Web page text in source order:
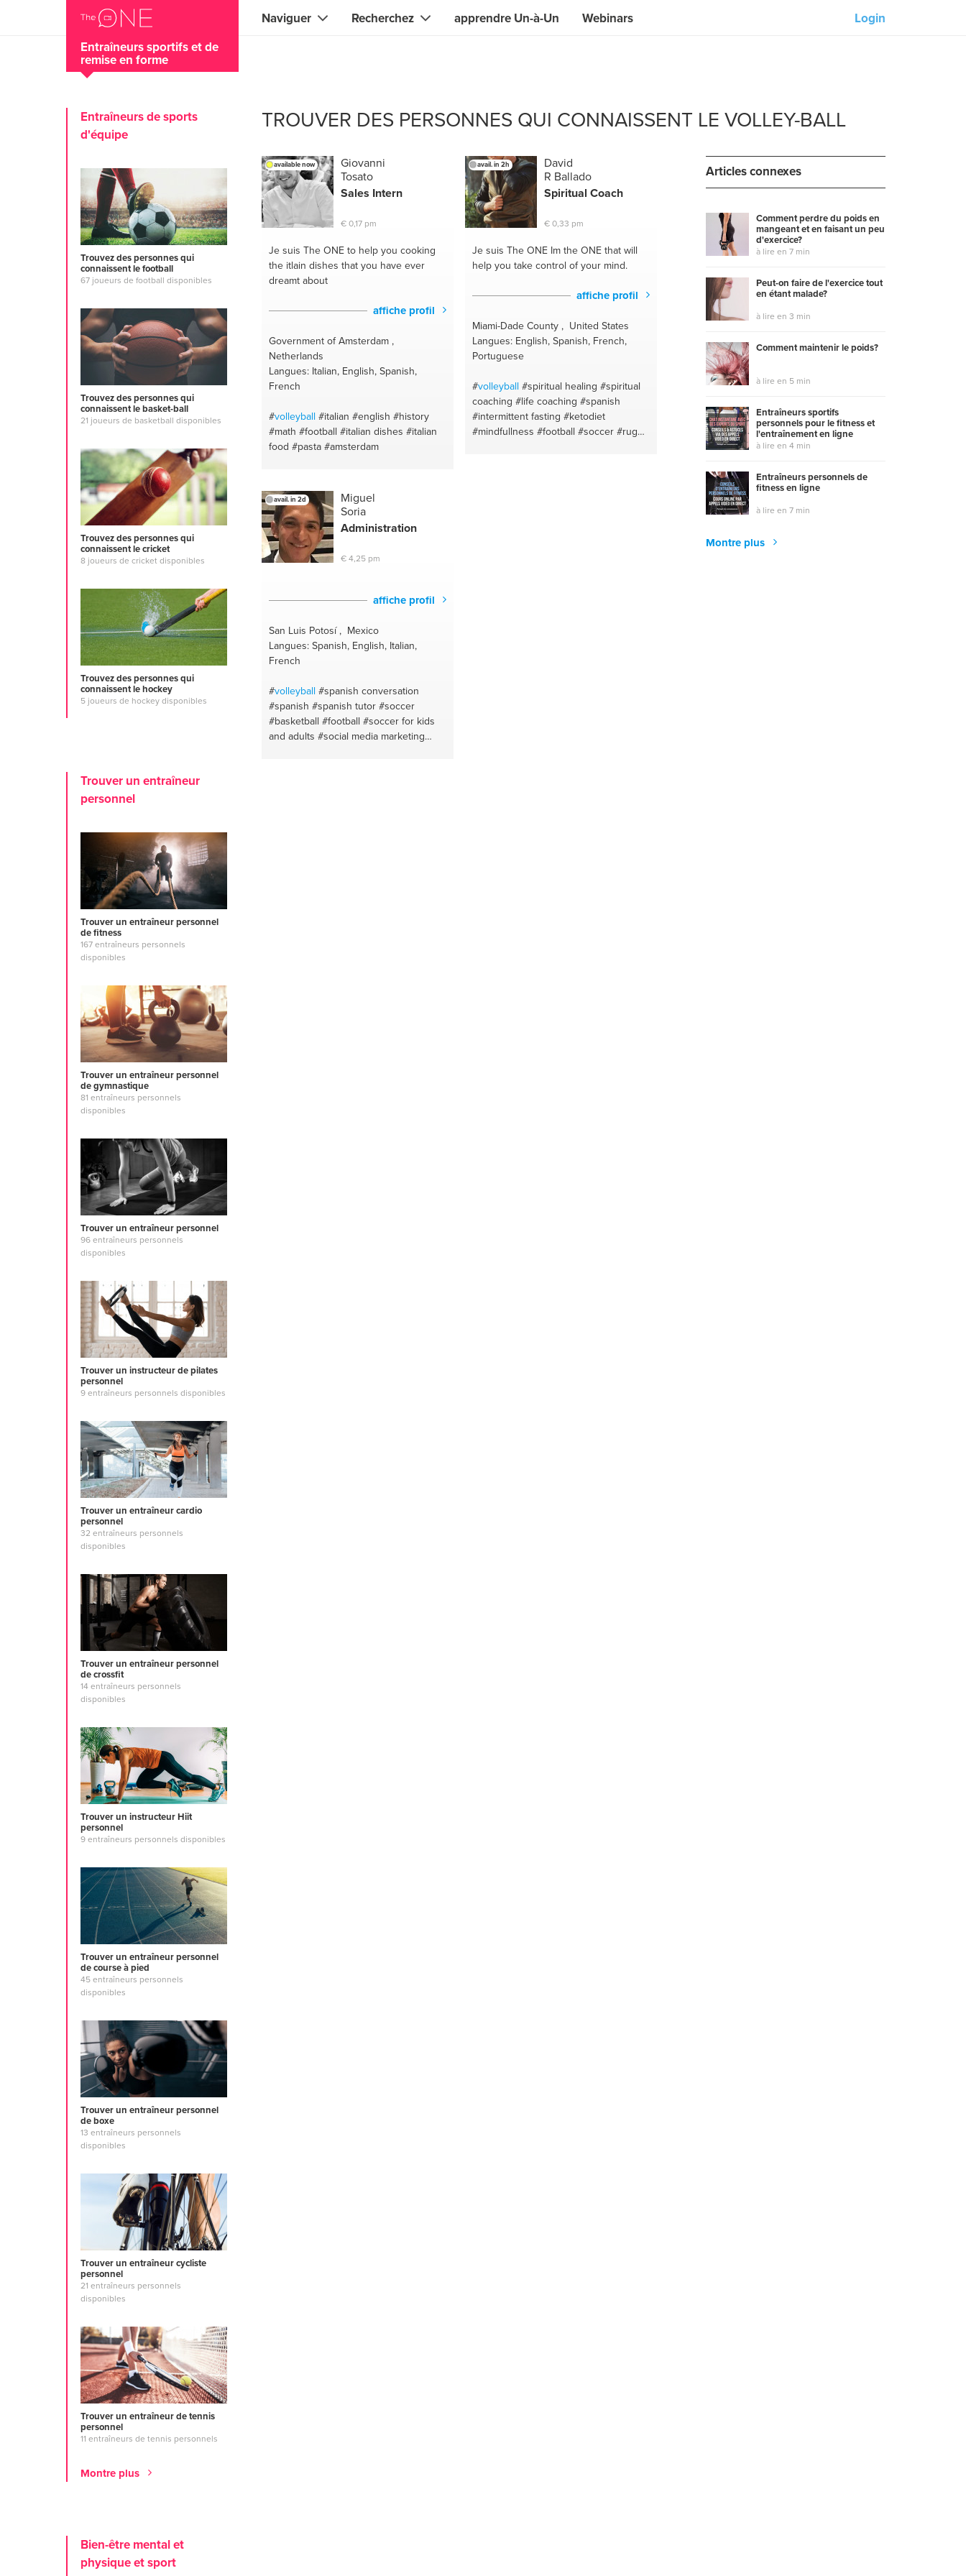
Naviguer
Créateurs & designers
Musiciens & chanteurs
Enseignants & tuteurs
Conseillers
Entraîneurs sport & fitness
Professeurs yoga & méditation
Spécialistes en nutrition & santé
Specialistes en beauté & santé
Conseillers financiers et juridiques
Web et développeurs de logiciels
Bricoleurs et jardiniers
Spécialistes des sciences
alternatives
Traducteurs
Lotus Sailing
Mindd
Recherchez apprendre Un-à-Un Webinars
Login
Entraîneurs sportifs et de
remise en forme
Entraîneurs de sports
d'équipe
Trouvez des personnes qui
connaissent le football
67 joueurs de football disponibles
Trouvez des personnes qui
connaissent le basket-ball
21 joueurs de basketball disponibles
Trouvez des personnes qui
connaissent le cricket
8 joueurs de cricket disponibles
Trouvez des personnes qui
connaissent le hockey
5 joueurs de hockey disponibles
Trouver un entraîneur
personnel
Trouver un entraîneur personnel
de fitness
167 entraîneurs personnels
disponibles
Trouver un entraîneur personnel
de gymnastique
81 entraîneurs personnels
disponibles
Trouver un entraîneur personnel
96 entraîneurs personnels
disponibles
Trouver un instructeur de pilates
personnel
9 entraîneurs personnels disponibles
Trouver un entraîneur cardio
personnel
32 entraîneurs personnels
disponibles
Trouver un entraîneur personnel
de crossfit
14 entraîneurs personnels
disponibles
Trouver un instructeur Hiit
personnel
9 entraîneurs personnels disponibles
Trouver un entraîneur personnel
de course à pied
45 entraîneurs personnels
disponibles
Trouver un entraîneur personnel
de boxe
13 entraîneurs personnels
disponibles
Trouver un entraîneur cycliste
personnel
21 entraîneurs personnels
disponibles
Trouver un entraîneur de tennis
personnel
11 entraîneurs de tennis personnels
Montre plus
Bien-être mental et
physique et sport
TROUVER DES PERSONNES QUI CONNAISSENT LE VOLLEY-BALL
available now
Giovanni
Tosato
Sales Intern
€ 0,17 pm
Je suis The ONEto help you cooking
the itlain dishes that you have ever
dreamt about
affiche profil
Government of Amsterdam ,
Netherlands
Langues: Italian, English, Spanish,
French
#volleyball #italian #english #history
#math #football #italian dishes #italian
food #pasta#amsterdam
avail. in 2h
David
R Ballado
Spiritual Coach
€ 0,33 pm
Je suis The ONE Im the ONE that will
help you take control of your mind.
affiche profil
Miami-Dade County , United States
Langues: English, Spanish, French,
Portuguese
#volleyball#spiritual healing #spiritual
coaching #life coaching #spanish
#intermittent fasting #ketodiet
#mindfullness #football #soccer#rugby
avail. in 2d
Miguel
Soria
Administration
€ 4,25 pm
affiche profil
San Luis Potosí , Mexico
Langues: Spanish, English, Italian,
French
#volleyball #spanish conversation
#spanish #spanish tutor#soccer
#basketball #football #soccer for kids
and adults #social media marketing
Articles connexes
Comment perdre du poids en
mangeant et en faisant un peu
d'exercice?
à lire en 7 min
Peut-on faire de l'exercice tout
en étant malade?
à lire en 3 min
Comment maintenir le poids?
à lire en 5 min
Entraîneurs sportifs
personnels pour le fitness et
l'entraînement en ligne
à lire en 4 min
Entraîneurs personnels de
fitness en ligne
à lire en 7 min
Montre plus